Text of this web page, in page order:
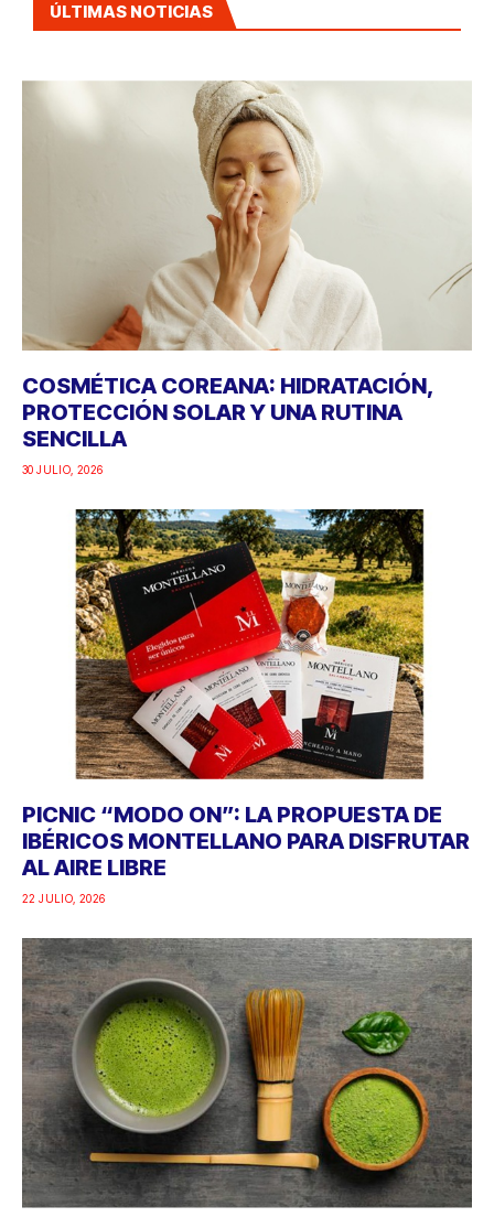
ÚLTIMAS NOTICIAS
COSMÉTICA COREANA: HIDRATACIÓN,
PROTECCIÓN SOLAR Y UNA RUTINA
SENCILLA
30 JULIO, 2026
PICNIC “MODO ON”: LA PROPUESTA DE
IBÉRICOS MONTELLANO PARA DISFRUTAR
AL AIRE LIBRE
22 JULIO, 2026